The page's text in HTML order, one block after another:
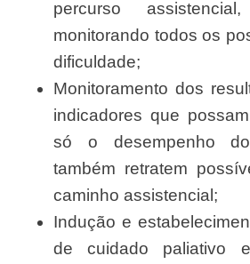
percurso
monitorando todos os
dificuldade;
Monitoramento dos
indicadores que
só o desempenho
também retratem
caminho assistencial;
Indução e
de cuidado paliativo